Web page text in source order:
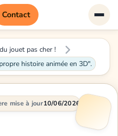
Contact
jouet pas cher !
histoire animée en 3D".
mise à jour10/06/2026